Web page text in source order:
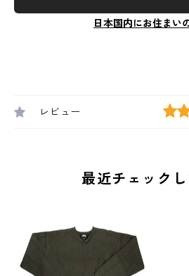
日本国内にお住まい
レビュー
最近チェック